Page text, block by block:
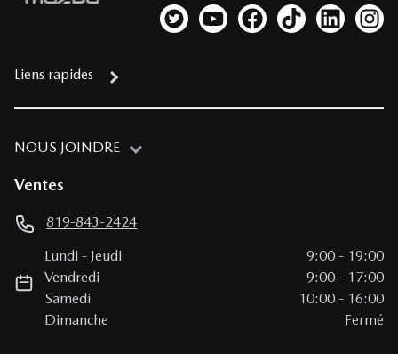
Lien vers notre compte Twitter
Lien vers notre chaîne
Lien vers notre page
Lien vers notre
Lien vers
Lien
Liens rapides
NOUS JOINDRE
Ventes
819-843-2424
Lundi - Jeudi 9:00 - 19:00
Vendredi
9:00 - 17:00
Samedi
10:00 - 16:00
Dimanche
Fermé